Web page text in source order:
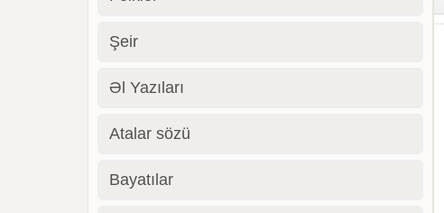
Şeir
Əl Yazıları
Atalar sözü
Bayatılar